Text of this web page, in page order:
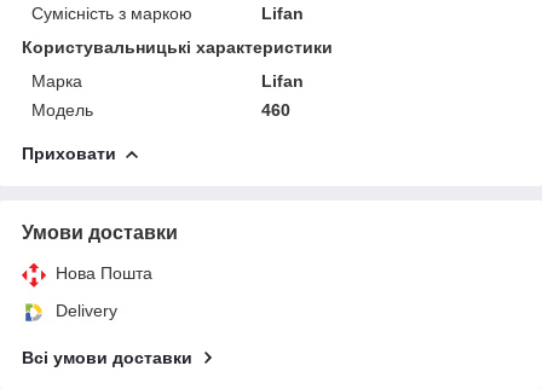
Сумісність з маркою
Lifan
Користувальницькі характеристики
Марка
Lifan
Модель
460
Приховати
Умови доставки
Нова Пошта
Delivery
Всі умови доставки